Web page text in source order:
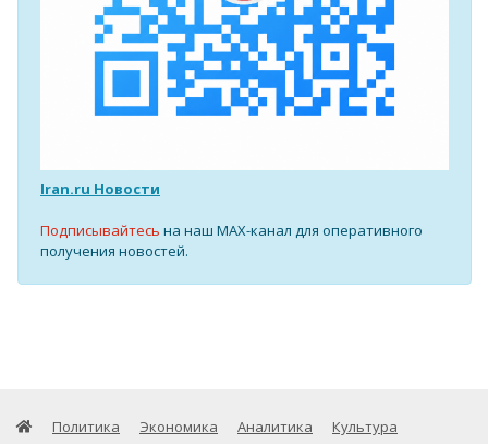
Iran.ru Новости
Подписывайтесь на наш MAX-канал для оперативного
получения новостей.
Политика Экономика Аналитика
Культура